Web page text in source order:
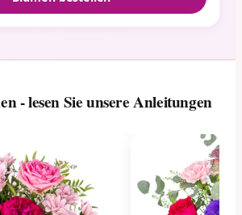
- lesen Sie unsere Anleitungen